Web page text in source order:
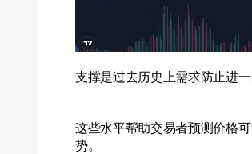
支撑是过去历史上需求防止进
这些水平帮助交易者预测价格
势。